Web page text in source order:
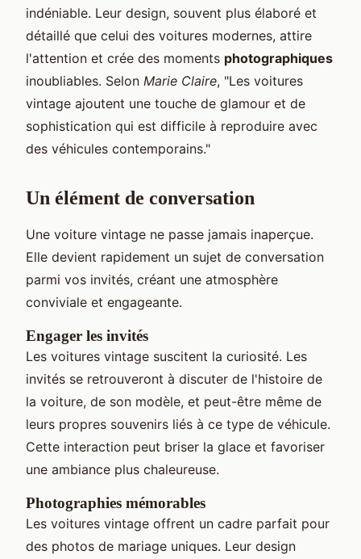
indéniable. Leur design, souvent plus élaboré et
détaillé que celui des voitures modernes, attire
l'attention et crée des moments photographiques
inoubliables. Selon Marie Claire, "Les voitures
vintage ajoutent une touche de glamour et de
sophistication qui est difficile à reproduire avec
des véhicules contemporains."
Un élément de conversation
Une voiture vintage ne passe jamais inaperçue.
Elle devient rapidement un sujet de conversation
parmi vos invités, créant une atmosphère
conviviale et engageante.
Engager les invités
Les voitures vintage suscitent la curiosité. Les
invités se retrouveront à discuter de l'histoire de
la voiture, de son modèle, et peut-être même de
leurs propres souvenirs liés à ce type de véhicule.
Cette interaction peut briser la glace et favoriser
une ambiance plus chaleureuse.
Photographies mémorables
Les voitures vintage offrent un cadre parfait pour
des photos de mariage uniques. Leur design